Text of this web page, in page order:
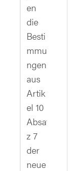
en
die
Besti
mmu
ngen
aus
Artik
el 10
Absat
z 7
der
neue